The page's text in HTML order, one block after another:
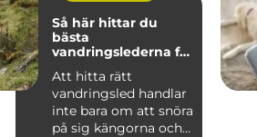
Så här hittar du
bästa
vandringslederna för
Att hitta rätt
vandringsled handlar
inte bara om att snöra
på sig kängorna och